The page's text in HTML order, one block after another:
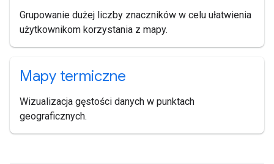
Grupowanie dużej liczby znaczników w celu ułatwienia
użytkownikom korzystania z mapy.
Mapy termiczne
Wizualizacja gęstości danych w punktach
geograficznych.